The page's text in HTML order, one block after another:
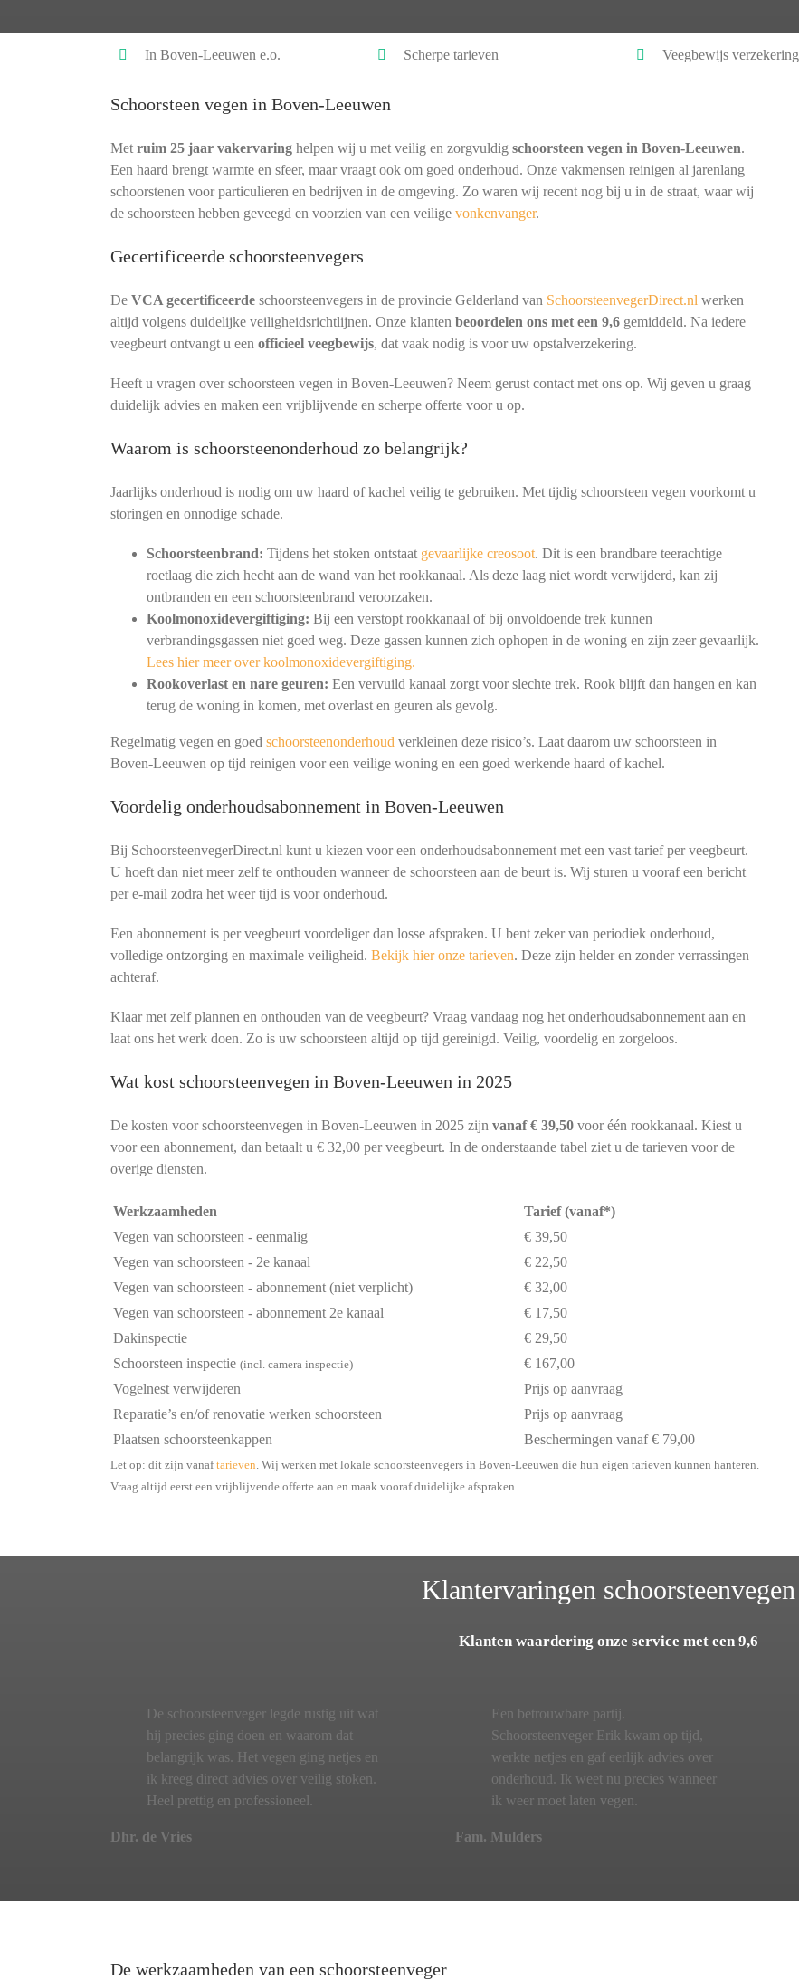
In Boven-Leeuwen e.o. Scherpe tarieven Veegbewijs verzekering
Schoorsteen vegen in Boven-Leeuwen
Met ruim 25 jaar vakervaringhelpen wij u met veilig en zorgvuldig schoorsteen vegen in Boven-Leeuwen.
Een haard brengt warmte en sfeer, maar vraagt ook om goed onderhoud. Onze vakmensen reinigen al jarenlang
schoorstenen voor particulieren en bedrijven in de omgeving. Zo waren wij recent nog bij u in de straat, waar wij
de schoorsteen hebben geveegd en voorzien van een veilige vonkenvanger.
Gecertificeerde schoorsteenvegers
De VCA gecertificeerdeschoorsteenvegers in de provincie Gelderland van SchoorsteenvegerDirect.nl werken
altijd volgens duidelijke veiligheidsrichtlijnen. Onze klanten beoordelen ons met een 9,6gemiddeld. Na iedere
veegbeurt ontvangt u een officieel veegbewijs, dat vaak nodig is voor uw opstalverzekering.
Heeft u vragen over schoorsteen vegen in Boven-Leeuwen? Neem gerust contact met ons op. Wij geven u graag
duidelijk advies en maken een vrijblijvende en scherpe offerte voor u op.
Waarom is schoorsteenonderhoud zo belangrijk?
Jaarlijks onderhoud is nodig om uw haard of kachel veilig te gebruiken. Met tijdig schoorsteen vegen voorkomt u
storingen en onnodige schade.
Schoorsteenbrand: Tijdens het stoken ontstaat gevaarlijke creosoot. Dit is een brandbare teerachtige
roetlaag die zich hecht aan de wand van het rookkanaal. Als deze laag niet wordt verwijderd, kan zij
ontbranden en een schoorsteenbrand veroorzaken.
Koolmonoxidevergiftiging: Bij een verstopt rookkanaal of bij onvoldoende trek kunnen
verbrandingsgassen niet goed weg. Deze gassen kunnen zich ophopen in de woning en zijn zeer gevaarlijk.
Lees hier meer over koolmonoxidevergiftiging.
Rookoverlast en nare geuren: Een vervuild kanaal zorgt voor slechte trek. Rook blijft dan hangen en kan
terug de woning in komen, met overlast en geuren als gevolg.
Regelmatig vegen en goed schoorsteenonderhoud verkleinen deze risico’s. Laat daarom uw schoorsteen in
Boven-Leeuwen op tijd reinigen voor een veilige woning en een goed werkende haard of kachel.
Voordelig onderhoudsabonnement in Boven-Leeuwen
Bij SchoorsteenvegerDirect.nl kunt u kiezen voor een onderhoudsabonnement met een vast tarief per veegbeurt.
U hoeft dan niet meer zelf te onthouden wanneer de schoorsteen aan de beurt is. Wij sturen u vooraf een bericht
per e-mail zodra het weer tijd is voor onderhoud.
Een abonnement is per veegbeurt voordeliger dan losse afspraken. U bent zeker van periodiek onderhoud,
volledige ontzorging en maximale veiligheid. Bekijk hier onze tarieven. Deze zijn helder en zonder verrassingen
achteraf.
Klaar met zelf plannen en onthouden van de veegbeurt? Vraag vandaag nog het onderhoudsabonnement aan en
laat ons het werk doen. Zo is uw schoorsteen altijd op tijd gereinigd. Veilig, voordelig en zorgeloos.
Wat kost schoorsteenvegen in Boven-Leeuwen in 2025
De kosten voor schoorsteenvegen in Boven-Leeuwen in 2025 zijn vanaf € 39,50voor één rookkanaal. Kiest u
voor een abonnement, dan betaalt u € 32,00 per veegbeurt. In de onderstaande tabel ziet u de tarieven voor de
overige diensten.
Werkzaamheden
Tarief (vanaf*)
Vegen van schoorsteen - eenmalig
€ 39,50
Vegen van schoorsteen - 2e kanaal
€ 22,50
Vegen van schoorsteen - abonnement (niet verplicht)
€ 32,00
Vegen van schoorsteen - abonnement 2e kanaal
€ 17,50
Dakinspectie
€ 29,50
Schoorsteen inspectie (incl. camera inspectie)
€ 167,00
Vogelnest verwijderen
Prijs op aanvraag
Reparatie’s en/of renovatie werken schoorsteen
Prijs op aanvraag
Plaatsen schoorsteenkappen
Beschermingen vanaf € 79,00
Let op: dit zijn vanaftarieven . Wij werken met lokale schoorsteenvegers in Boven-Leeuwen die hun eigen tarieven kunnen hanteren.
Vraag altijd eerst een vrijblijvende offerte aan en maak vooraf duidelijke afspraken.
Klantervaringen schoorsteenvegen
Klanten waardering onze service met een 9,6
De schoorsteenveger legde rustig uit wat
hij precies ging doen en waarom dat
belangrijk was. Het vegen ging netjes en
ik kreeg direct advies over veilig stoken.
Heel prettig en professioneel.
Dhr. de Vries
Een betrouwbare partij.
Schoorsteenveger Erik kwam op tijd,
werkte netjes en gaf eerlijk advies over
onderhoud. Ik weet nu precies wanneer
ik weer moet laten vegen.
Fam. Mulders
De werkzaamheden van een schoorsteenveger